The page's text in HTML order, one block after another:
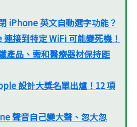
iPhone 英文自動選字功能？
接到特定 WiFi 可能變死機！
產品、需和醫療器材保持距
設計大獎名單出爐！12 項
聲音自己變大聲、忽大忽